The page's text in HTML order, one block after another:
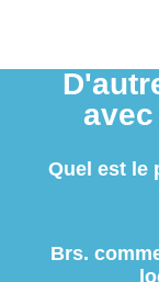
Quel est le
Brs.